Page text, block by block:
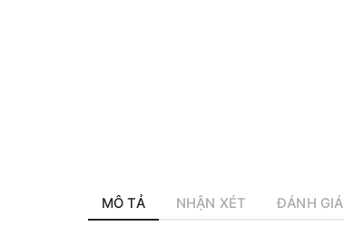
MÔ TẢ NHẬN XÉT ĐÁNH GIÁ